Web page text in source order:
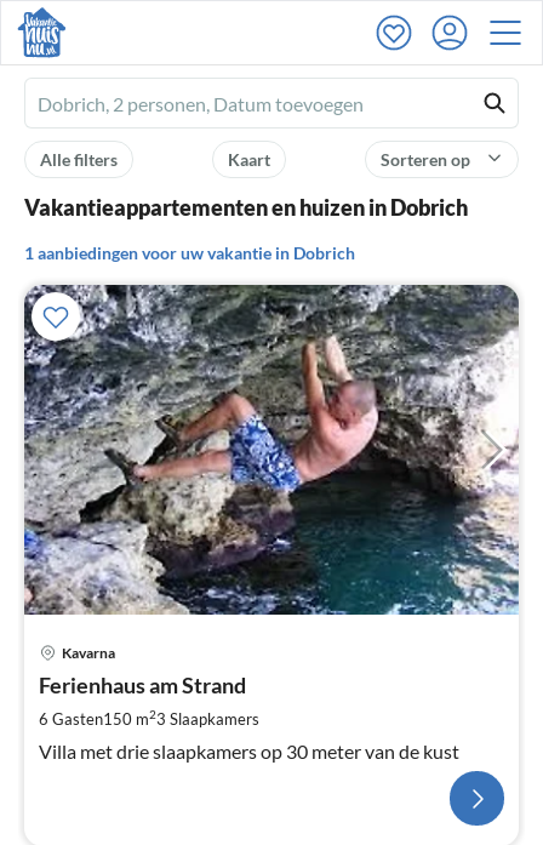
Ferienhausmiete
logo
Sorteren op
Kaart
Alle filters
Vakantieappartementen en huizen in Dobrich
1 aanbiedingen voor uw vakantie in Dobrich
Kavarna
Ferienhaus am Strand
6 Gasten150 m23 Slaapkamers
Villa met drie slaapkamers op 30 meter van de kust